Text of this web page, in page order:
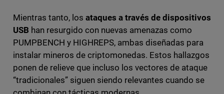
Mientras tanto, los ataques a través de dispositivos
USB han resurgido con nuevas amenazas como
PUMPBENCH y HIGHREPS, ambas diseñadas para
instalar mineros de criptomonedas. Estos hallazgos
ponen de relieve que incluso los vectores de ataque
“tradicionales” siguen siendo relevantes cuando se